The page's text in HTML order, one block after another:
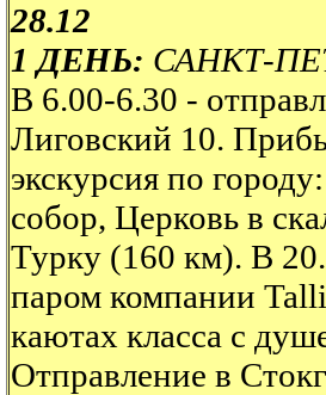
28.12
1 ДЕНЬ: САНКТ-
В 6.00-6.30 -
Лиговский 10.
экскурсия по
собор, Церковь в
Турку (160 км). В
паром компании
каютах класса с
Отправление в